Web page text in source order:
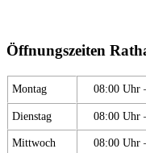
Öffnungszeiten
Montag 08:00 Uhr
Dienstag 08:00 Uhr
Mittwoch 08:00 Uhr